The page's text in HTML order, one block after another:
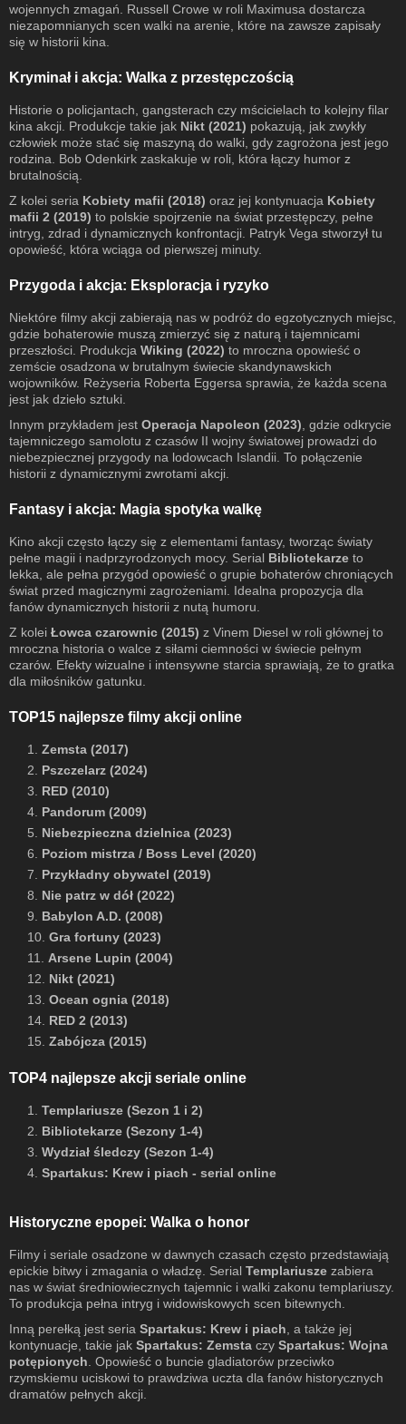
wojennych zmagań. Russell Crowe w roli Maximusa dostarcza
niezapomnianych scen walki na arenie, które na zawsze zapisały
się w historii kina.
Kryminał i akcja: Walka z przestępczością
Historie o policjantach, gangsterach czy mścicielach to kolejny filar
kina akcji. Produkcje takie jak Nikt (2021) pokazują, jak zwykły
człowiek może stać się maszyną do walki, gdy zagrożona jest jego
rodzina. Bob Odenkirk zaskakuje w roli, która łączy humor z
brutalnością.
Z kolei seria Kobiety mafii (2018) oraz jej kontynuacja Kobiety
mafii 2 (2019) to polskie spojrzenie na świat przestępczy, pełne
intryg, zdrad i dynamicznych konfrontacji. Patryk Vega stworzył tu
opowieść, która wciąga od pierwszej minuty.
Przygoda i akcja: Eksploracja i ryzyko
Niektóre filmy akcji zabierają nas w podróż do egzotycznych miejsc,
gdzie bohaterowie muszą zmierzyć się z naturą i tajemnicami
przeszłości. Produkcja Wiking (2022) to mroczna opowieść o
zemście osadzona w brutalnym świecie skandynawskich
wojowników. Reżyseria Roberta Eggersa sprawia, że każda scena
jest jak dzieło sztuki.
Innym przykładem jest Operacja Napoleon (2023) , gdzie odkrycie
tajemniczego samolotu z czasów II wojny światowej prowadzi do
niebezpiecznej przygody na lodowcach Islandii. To połączenie
historii z dynamicznymi zwrotami akcji.
Fantasy i akcja: Magia spotyka walkę
Kino akcji często łączy się z elementami fantasy, tworząc światy
pełne magii i nadprzyrodzonych mocy. Serial Bibliotekarze to
lekka, ale pełna przygód opowieść o grupie bohaterów chroniących
świat przed magicznymi zagrożeniami. Idealna propozycja dla
fanów dynamicznych historii z nutą humoru.
Z kolei Łowca czarownic (2015) z Vinem Diesel w roli głównej to
mroczna historia o walce z siłami ciemności w świecie pełnym
czarów. Efekty wizualne i intensywne starcia sprawiają, że to gratka
dla miłośników gatunku.
TOP15 najlepsze filmy akcji online
1. Zemsta (2017)
2. Pszczelarz (2024)
3. RED (2010)
4. Pandorum (2009)
5. Niebezpieczna dzielnica (2023)
6. Poziom mistrza / Boss Level (2020)
7. Przykładny obywatel (2019)
8. Nie patrz w dół (2022)
9. Babylon A.D. (2008)
10. Gra fortuny (2023)
11. Arsene Lupin (2004)
12. Nikt (2021)
13. Ocean ognia (2018)
14. RED 2 (2013)
15. Zabójcza (2015)
TOP4 najlepsze akcji seriale online
1. Templariusze (Sezon 1 i 2)
2. Bibliotekarze (Sezony 1-4)
3. Wydział śledczy (Sezon 1-4)
4. Spartakus: Krew i piach - serial online
Historyczne epopei: Walka o honor
Filmy i seriale osadzone w dawnych czasach często przedstawiają
epickie bitwy i zmagania o władzę. Serial Templariusze zabiera
nas w świat średniowiecznych tajemnic i walki zakonu templariuszy.
To produkcja pełna intryg i widowiskowych scen bitewnych.
Inną perełką jest seria Spartakus: Krew i piach , a także jej
kontynuacje, takie jak Spartakus: Zemsta czy Spartakus: Wojna
potępionych . Opowieść o buncie gladiatorów przeciwko
rzymskiemu uciskowi to prawdziwa uczta dla fanów historycznych
dramatów pełnych akcji.